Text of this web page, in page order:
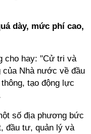
dày, mức phí cao,
cho hay: "Cử tri và
của Nhà nước về đầu
tạo động lực
số địa phương bức
đầu tư, quản lý và